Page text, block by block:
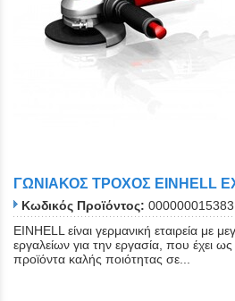
ΓΩΝΙΑΚΟΣ ΤΡΟΧΟΣ EINHELL
Κωδικός Προϊόντος: 000000015383
ΕΙΝΗΕLL είναι γερμανική εταιρεία με
εργαλείων για την εργασία, που έχει
προϊόντα καλής ποιότητας σε...